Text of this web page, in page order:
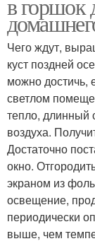
в горшок
Чего ждут,
куст поздней
можно достичь,
светлом
тепло, длинный
воздуха.
Достаточно
окно.
экраном из
освещение,
периодически
выше, чем